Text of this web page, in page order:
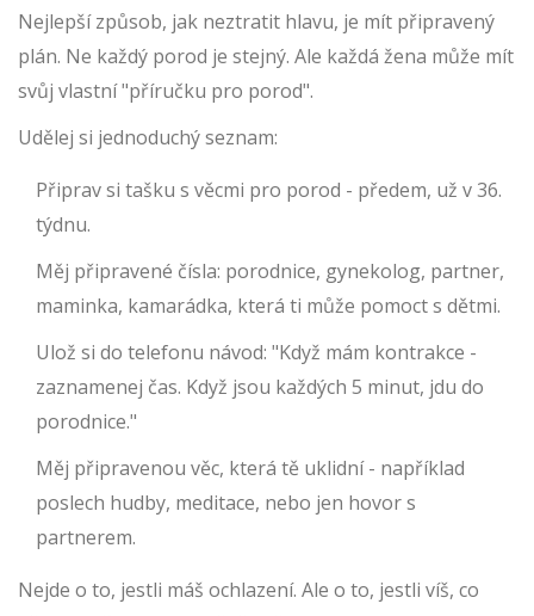
Nejlepší způsob, jak neztratit hlavu, je mít připravený
plán. Ne každý porod je stejný. Ale každá žena může mít
svůj vlastní "příručku pro porod".
Udělej si jednoduchý seznam:
Připrav si tašku s věcmi pro porod - předem, už v 36.
týdnu.
Měj připravené čísla: porodnice, gynekolog, partner,
maminka, kamarádka, která ti může pomoct s dětmi.
Ulož si do telefonu návod: "Když mám kontrakce -
zaznamenej čas. Když jsou každých 5 minut, jdu do
porodnice."
Měj připravenou věc, která tě uklidní - například
poslech hudby, meditace, nebo jen hovor s
partnerem.
Nejde o to, jestli máš ochlazení. Ale o to, jestli víš, co